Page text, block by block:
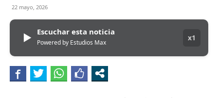
22 mayo, 2026
▶ Escuchar esta noticia
Powered by Estudios Max
x1